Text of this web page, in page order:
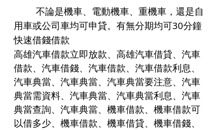
不論是機車、 電動機車、 重機車 ，還是自
用車或公司車均可申貸。有無分期均可30分鐘
快速借錢借款
高雄汽車借款立即放款、高雄汽車借貸、汽車
借款、 汽車借錢、汽車借款、 汽車借款利息、
汽車典當、汽車典當、汽車典當要注意、汽車
典當需資料、汽車典當、汽車典當利息、汽車
典當查詢、汽車典當、機車借款、機車借款可
以借多少、機車借款、機車借貸、機車借錢、